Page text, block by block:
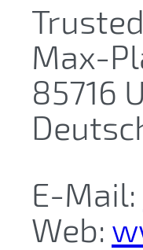
Max-
85716
E-Mail:
Web: